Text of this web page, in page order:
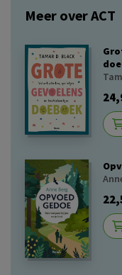
Meer over ACT